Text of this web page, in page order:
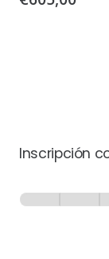
Inscripción
-